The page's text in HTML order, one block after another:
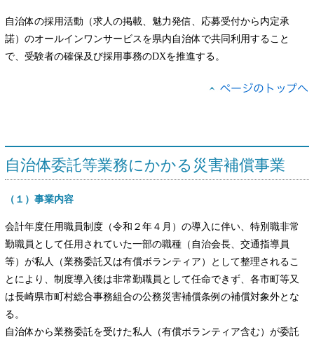
自治体の採用活動（求人の掲載、魅力発信、応募受付から内定承
諾）のオールインワンサービスを県内自治体で共同利用すること
で、受験者の確保及び採用事務のDXを推進する。
自治体委託等業務にかかる災害補償事業
（１）事業内容
会計年度任用職員制度（令和２年４月）の導入に伴い、特別職非常
勤職員として任用されていた一部の職種（自治会長、交通指導員
等）が私人（業務委託又は有償ボランティア）として整理されるこ
とにより、制度導入後は非常勤職員として任命できず、各市町等又
は長崎県市町村総合事務組合の公務災害補償条例の補償対象外とな
る。
自治体から業務委託を受けた私人（有償ボランティア含む）が委託